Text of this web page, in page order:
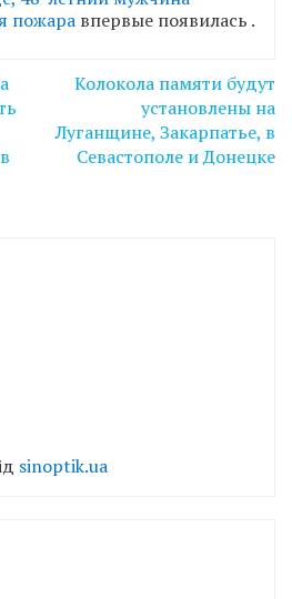
пожара впервые появилась .
Колокола памяти будут
установлены на
Луганщине, Закарпатье, в
Севастополе и Донецке
sinoptik.ua